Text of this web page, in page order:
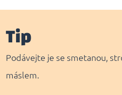
Tip
Podávejte je se smetanou,
máslem.